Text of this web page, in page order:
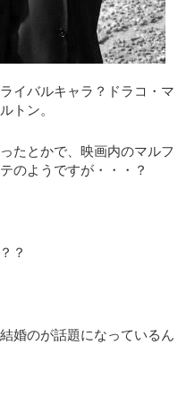
イバルキャラ？ドラコ・マ
トン。
たとかで、映画内のマルフ
のようですが・・・？
？
婚のが話題になっているん